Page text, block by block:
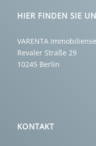
HIER FINDEN SIE
VARENTA
Revaler Straße 29
10245 Berlin
KONTAKT